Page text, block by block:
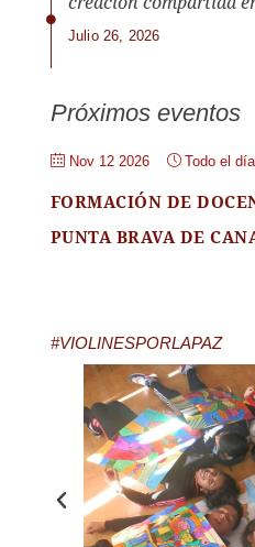
Julio 26, 2026
Próximos eventos
Nov 12 2026 Todo el día
FORMACIÓN DE
PUNTA BRAVA DE
#VIOLINESPORLAPAZ